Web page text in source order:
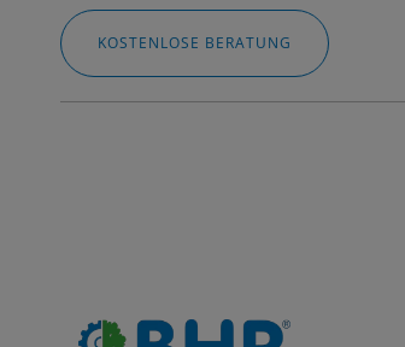
KOSTENLOSE BERATUNG